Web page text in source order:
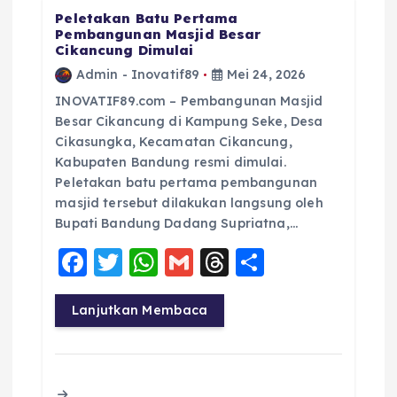
Peletakan Batu Pertama
Pembangunan Masjid Besar
Cikancung Dimulai
Admin - Inovatif89
Mei 24, 2026
INOVATIF89.com – Pembangunan Masjid
Besar Cikancung di Kampung Seke, Desa
Cikasungka, Kecamatan Cikancung,
Kabupaten Bandung resmi dimulai.
Peletakan batu pertama pembangunan
masjid tersebut dilakukan langsung oleh
Bupati Bandung Dadang Supriatna,…
F
a
c
e
T
w
it
te
W
h
a
ts
G
m
ai
l
T
a re
Lanjutkan Membaca